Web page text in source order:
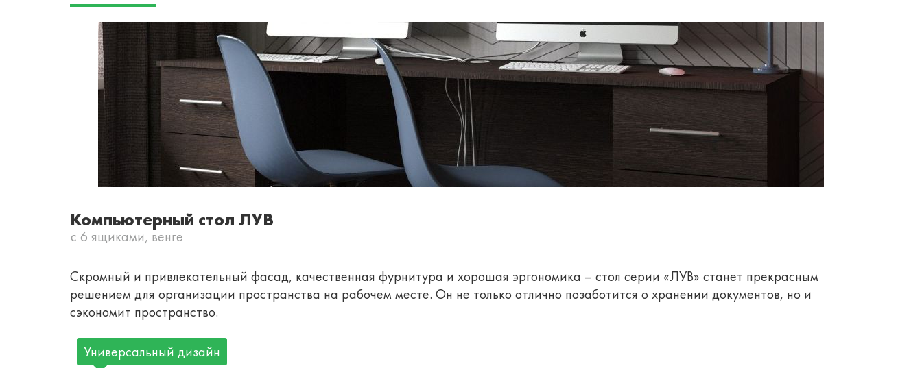
Компьютерный стол ЛУВ
с 6 ящиками, венге
Скромный и привлекательный фасад, качественная фурнитура и хорошая эргономика – стол серии «ЛУВ» станет прекрасным
решением для организации пространства на рабочем месте. Он не только отлично позаботится о хранении документов, но и
сэкономит пространство.
Универсальный дизайн